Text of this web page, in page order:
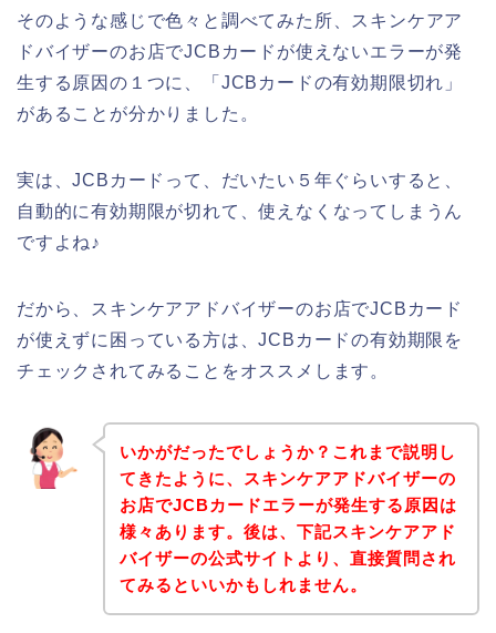
そのような感じで色々と調べてみた所、スキンケアア
ドバイザーのお店でJCBカードが使えないエラーが発
生する原因の１つに、「JCBカードの有効期限切れ」
があることが分かりました。
実は、JCBカードって、だいたい５年ぐらいすると、
自動的に有効期限が切れて、使えなくなってしまうん
ですよね♪
だから、スキンケアアドバイザーのお店でJCBカード
が使えずに困っている方は、JCBカードの有効期限を
チェックされてみることをオススメします。
いかがだったでしょうか？これまで説明し
てきたように、スキンケアアドバイザーの
お店でJCBカードエラーが発生する原因は
様々あります。後は、下記スキンケアアド
バイザーの公式サイトより、直接質問され
てみるといいかもしれません。